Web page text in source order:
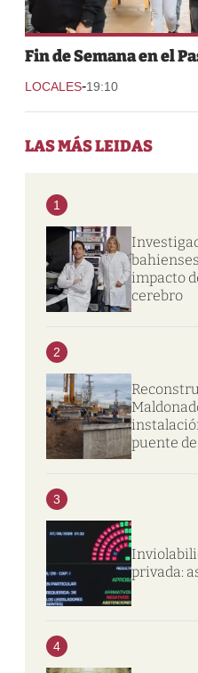
Fin de Semana en el
LOCALES-19:10
LAS MÁS LEIDAS
1
impacto
cerebro
2
puente
3
privada:
4